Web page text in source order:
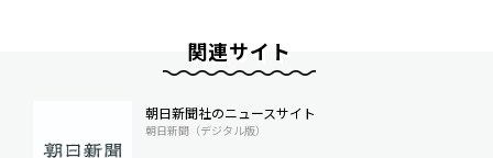
関連サイト
朝日新聞社のニュースサイト
朝日新聞（デジタル版）